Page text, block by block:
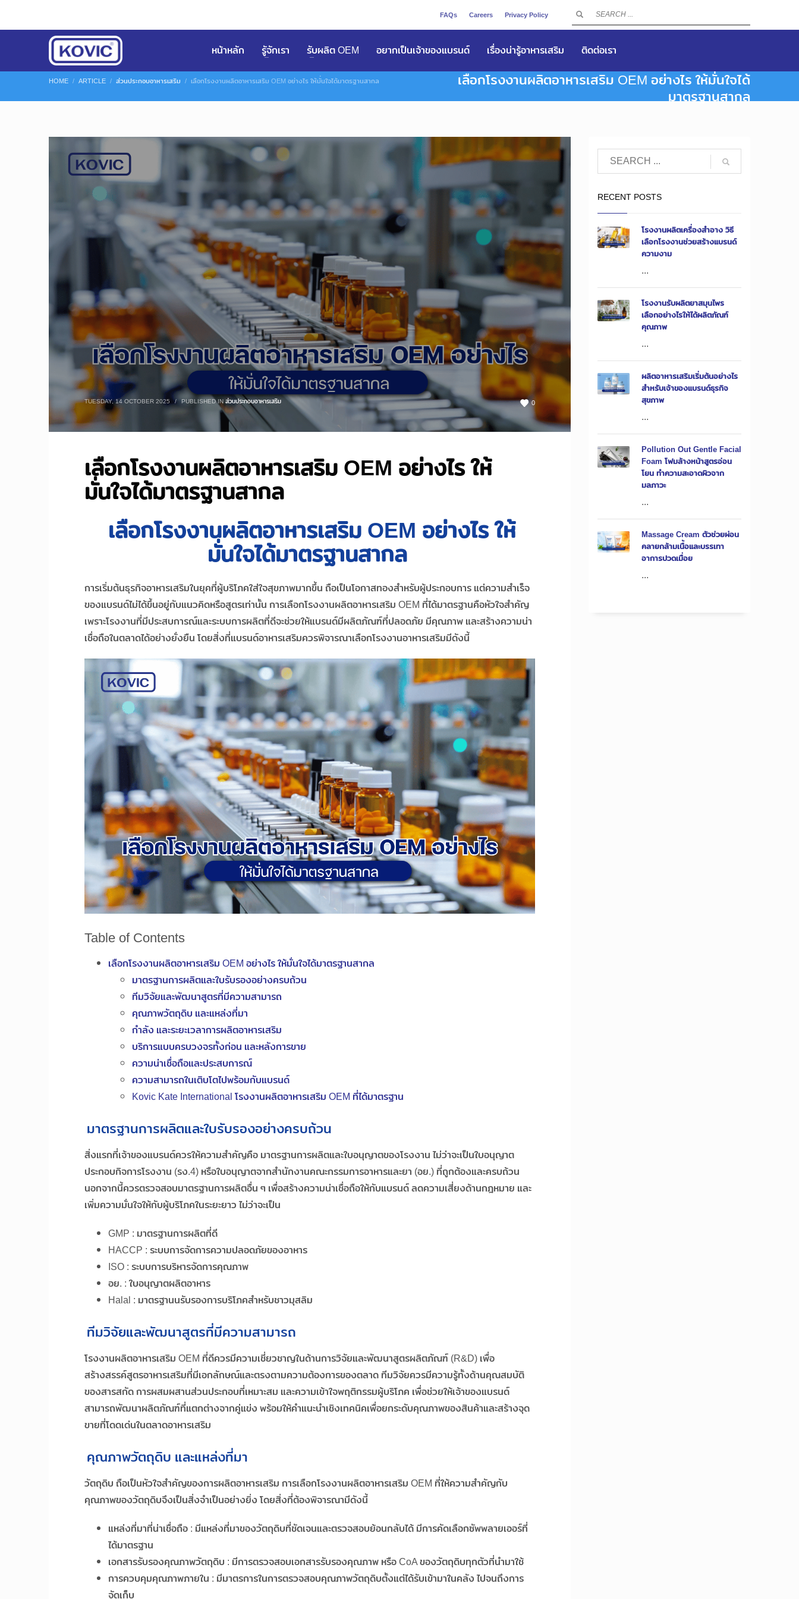
FAQs Careers Privacy Policy
หน้าหลัก รูัจักเรา รับผลิต OEM อยากเป็นเจ้าของแบรนด์ เรื่องน่ารู้อาหารเสริม ติดต่อเรา
HOME ARTICLE ส่วนประกอบอาหารเสริม เลือกโรงงานผลิตอาหารเสริม OEM อย่างไร ให้มั่นใจได้มาตรฐานสากล
เลือกโรงงานผลิตอาหารเสริม OEM อย่างไร ให้มั่นใจได้
มาตรฐานสากล
0
TUESDAY, 14 OCTOBER 2025 / PUBLISHED INส่วนประกอบอาหารเสริม
เลือกโรงงานผลิตอาหารเสริม OEM อย่างไร ให้
มั่นใจได้มาตรฐานสากล
เลือกโรงงานผลิตอาหารเสริม OEM อย่างไร ให้
มั่นใจได้มาตรฐานสากล
การเริ่มต้นธุรกิจอาหารเสริมในยุคที่ผู้บริโภคใส่ใจสุขภาพมากขึ้น ถือเป็นโอกาสทองสำหรับผู้ประกอบการ แต่ความสำเร็จ
ของแบรนด์ไม่ได้ขึ้นอยู่กับแนวคิดหรือสูตรเท่านั้น การเลือกโรงงานผลิตอาหารเสริม OEM ที่ได้มาตรฐานคือหัวใจสำคัญ
เพราะโรงงานที่มีประสบการณ์และระบบการผลิตที่ดีจะช่วยให้แบรนด์มีผลิตภัณฑ์ที่ปลอดภัย มีคุณภาพ และสร้างความน่า
เชื่อถือในตลาดได้อย่างยั่งยืน โดยสิ่งที่แบรนด์อาหารเสริมควรพิจารณาเลือกโรงงานอาหารเสริมมีดังนี้
Table of Contents
เลือกโรงงานผลิตอาหารเสริม OEM อย่างไร ให้มั่นใจได้มาตรฐานสากล
มาตรฐานการผลิตและใบรับรองอย่างครบถ้วน
ทีมวิจัยและพัฒนาสูตรที่มีความสามารถ
คุณภาพวัตถุดิบ และแหล่งที่มา
กำลัง และระยะเวลาการผลิตอาหารเสริม
บริการแบบครบวงจรทั้งก่อน และหลังการขาย
ความน่าเชื่อถือและประสบการณ์
ความสามารถในเติบโตไปพร้อมกับแบรนด์
Kovic Kate International โรงงานผลิตอาหารเสริม OEM ที่ได้มาตรฐาน
มาตรฐานการผลิตและใบรับรองอย่างครบถ้วน
สิ่งแรกที่เจ้าของแบรนด์ควรให้ความสำคัญคือ มาตรฐานการผลิตและใบอนุญาตของโรงงาน ไม่ว่าจะเป็นใบอนุญาต
ประกอบกิจการโรงงาน (รง.4) หรือใบอนุญาตจากสำนักงานคณะกรรมการอาหารและยา (อย.) ที่ถูกต้องและครบถ้วน
นอกจากนี้ควรตรวจสอบมาตรฐานการผลิตอื่น ๆ เพื่อสร้างความน่าเชื่อถือให้กับแบรนด์ ลดความเสี่ยงด้านกฎหมาย และ
เพิ่มความมั่นใจให้กับผู้บริโภคในระยะยาว ไม่ว่าจะเป็น
GMP : มาตรฐานการผลิตที่ดี
HACCP : ระบบการจัดการความปลอดภัยของอาหาร
ISO : ระบบการบริหารจัดการคุณภาพ
อย. : ใบอนุญาตผลิตอาหาร
Halal : มาตรฐานนรับรองการบริโภคสำหรับชาวมุสลิม
ทีมวิจัยและพัฒนาสูตรที่มีความสามารถ
โรงงานผลิตอาหารเสริม OEM ที่ดีควรมีความเชี่ยวชาญในด้านการวิจัยและพัฒนาสูตรผลิตภัณฑ์ (R&D) เพื่อ
สร้างสรรค์สูตรอาหารเสริมที่มีเอกลักษณ์และตรงตามความต้องการของตลาด ทีมวิจัยควรมีความรู้ทั้งด้านคุณสมบัติ
ของสารสกัด การผสมผสานส่วนประกอบที่เหมาะสม และความเข้าใจพฤติกรรมผู้บริโภค เพื่อช่วยให้เจ้าของแบรนด์
สามารถพัฒนาผลิตภัณฑ์ที่แตกต่างจากคู่แข่ง พร้อมให้คำแนะนำเชิงเทคนิคเพื่อยกระดับคุณภาพของสินค้าและสร้างจุด
ขายที่โดดเด่นในตลาดอาหารเสริม
คุณภาพวัตถุดิบ และแหล่งที่มา
วัตถุดิบ ถือเป็นหัวใจสำคัญของการผลิตอาหารเสริม การเลือกโรงงานผลิตอาหารเสริม OEM ที่ให้ความสำคัญกับ
คุณภาพของวัตถุดิบจึงเป็นสิ่งจำเป็นอย่างยิ่ง โดยสิ่งที่ต้องพิจารณามีดังนี้
แหล่งที่มาที่น่าเชื่อถือ : มีแหล่งที่มาของวัตถุดิบที่ชัดเจนและตรวจสอบย้อนกลับได้ มีการคัดเลือกซัพพลายเออร์ที่
ได้มาตรฐาน
เอกสารรับรองคุณภาพวัตถุดิบ : มีการตรวจสอบเอกสารรับรองคุณภาพ หรือ CoA ของวัตถุดิบทุกตัวที่นำมาใช้
การควบคุมคุณภาพภายใน : มีมาตรการในการตรวจสอบคุณภาพวัตถุดิบตั้งแต่ได้รับเข้ามาในคลัง ไปจนถึงการ
จัดเก็บ
RECENT POSTS
โรงงานผลิตเครื่องสำอาง วิธี
เลือกโรงงานช่วยสร้างแบรนด์
ความงาม
...
โรงงานรับผลิตยาสมุนไพร
เลือกอย่างไรให้ได้ผลิตภัณฑ์
คุณภาพ
...
ผลิตอาหารเสริมเริ่มต้นอย่างไร
สำหรับเจ้าของแบรนด์ธุรกิจ
สุขภาพ
...
Pollution Out Gentle Facial
Foam โฟมล้างหน้าสูตรอ่อน
โยน ทำความสะอาดผิวจาก
มลภาวะ
...
Massage Cream ตัวช่วยผ่อน
คลายกล้ามเนื้อและบรรเทา
อาการปวดเมื่อย
...